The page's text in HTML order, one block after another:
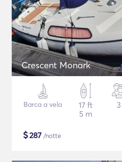
Crescent Monark
Barca a vela
17 ft
5 m
3
$287 /notte